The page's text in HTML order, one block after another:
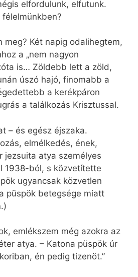
elfordulunk, elfutunk.
meg? Két napig odalihegtem,
a „nem nagyon
is… Zöldebb lett a zöld,
úszó hajó, finomabb a
a kerékpáron
a találkozás Krisztussal.
– és egész éjszaka.
elmélkedés, ének,
jezsuita atya személyes
1938-ból, s közvetítette
ugyancsak közvetlen
püspök betegsége miatt
emlékszem még azokra az
atya. – Katona püspök úr
én pedig tizenöt.”